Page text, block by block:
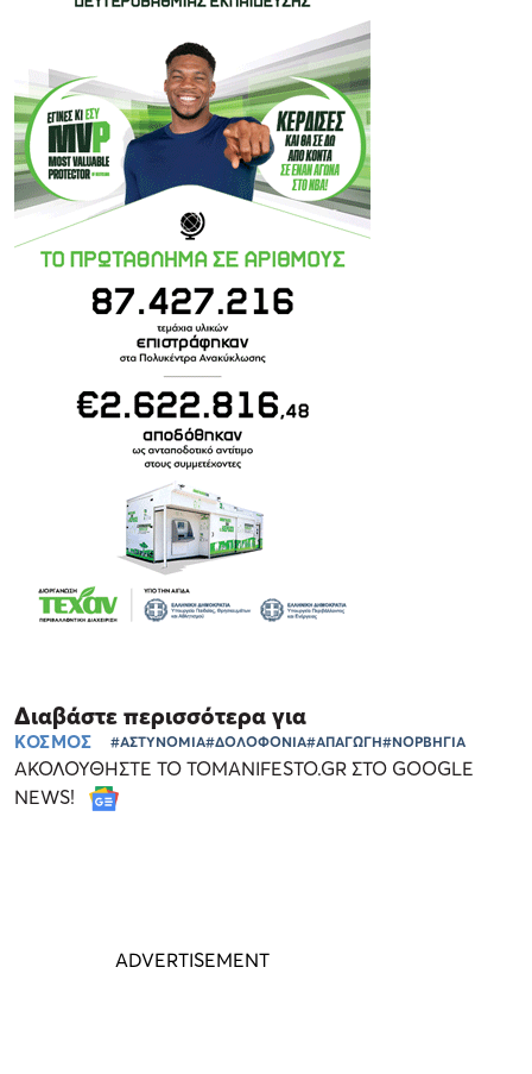
Διαβάστε περισσότερα για
ΚΟΣΜΟΣ #ΑΣΤΥΝΟΜΙΑ#ΔΟΛΟΦΟΝΙΑ#ΑΠΑΓΩΓΗ#ΝΟΡΒΗΓΙΑ
ΑΚΟΛΟΥΘΗΣΤΕ ΤΟ TOMANIFESTO.GR ΣΤΟ GOOGLE
NEWS!